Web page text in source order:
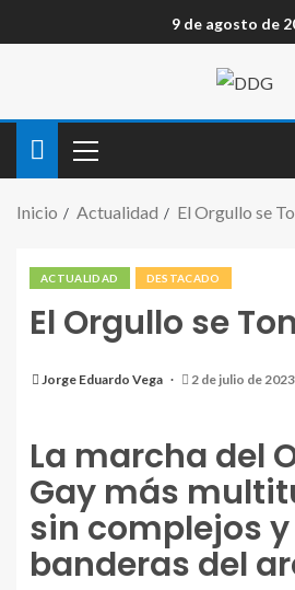
9 de agosto de
Inicio Actualidad El Orgullo se
ACTUALIDAD DESTACADO
El Orgullo se
Jorge Eduardo Vega 2 de julio de 2023
La marcha del
Gay más
sin complejos
banderas del